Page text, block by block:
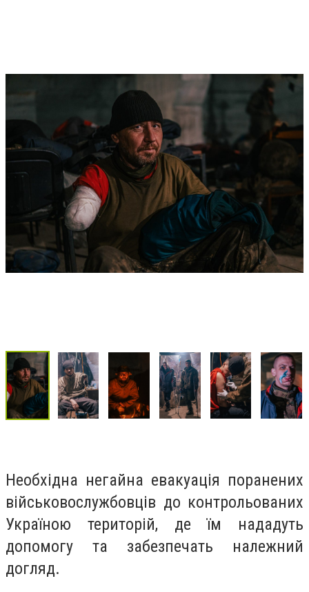
Необхідна негайна евакуація поранених
військовослужбовців до контрольованих
Україною територій, де їм нададуть
допомогу та забезпечать належний
догляд.